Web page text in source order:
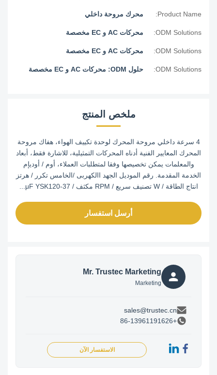
Product Name: محرك مروحة داخلي
ODM Solutions: محركات AC و EC مخصصة
ODM Solutions: محركات AC و EC مخصصة
ODM Solutions: حلول ODM: محركات AC و EC مخصصة
ملخص المنتج
4 سرعة داخلي مروحة المحرك لوحدة تكييف الهواء، هفاك مروحة
المحرك المعايير الفنية أدناه المحركات التمثيلية، للاشارة فقط، أبعاد
والمعلمات يمكن تخصيصها وفقا لمتطلبات العملاء، أوم / أوديإم
الخدمة المقدمة. رقم الموديل الجهد االكهربى /الخامس تكرر / هرتز
انتاج الطاقة / W تصنيف سريع / RPM مكثف / μF YSK120-37...
أرسل استفسار
Mr. Trustec Marketing
Marketing
sales@trustec.cn
الاستفسار الآن